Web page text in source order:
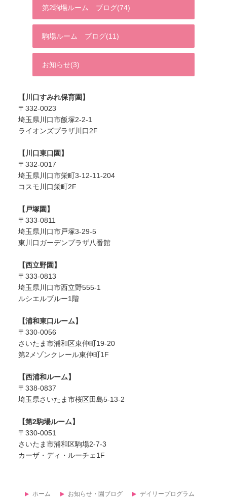
第2駒場ルーム ブログ(74)
駒場ルーム ブログ(11)
お知らせ(3)
【川口すみれ保育園】
〒332-0023
埼玉県川口市飯塚2-2-1
ライオンズプラザ川口2F
【川口東口園】
〒332-0017
埼玉県川口市栄町3-12-11-204
コスモ川口栄町2F
【戸塚園】
〒333-0811
埼玉県川口市戸塚3-29-5
東川口ガーデンプラザ八番館
【西立野園】
〒333-0813
埼玉県川口市西立野555-1
ルシエルブルー1階
【浦和東口ルーム】
〒330-0056
さいたま市浦和区東仲町19-20
第2メゾンクレール東仲町1F
【西浦和ルーム】
〒338-0837
埼玉県さいたま市桜区田島5-13-2
【第2駒場ルーム】
〒330-0051
さいたま市浦和区駒場2-7-3
カーザ・ディ・ルーチェ1F
ホーム お知らせ・園ブログ デイリープログラム